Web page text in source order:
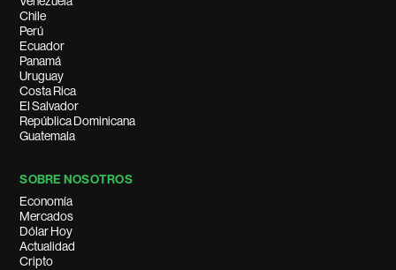
Chile
Perú
Ecuador
Panamá
Uruguay
Costa Rica
El Salvador
República Dominicana
Guatemala
SOBRE NOSOTROS
Economía
Mercados
Dólar Hoy
Actualidad
Cripto